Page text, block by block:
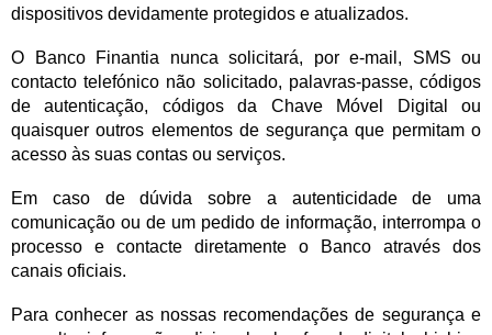
dispositivos devidamente protegidos e atualizados.
O Banco Finantia nunca solicitará, por e-mail, SMS ou
contacto telefónico não solicitado, palavras-passe, códigos
de autenticação, códigos da Chave Móvel Digital ou
quaisquer outros elementos de segurança que permitam o
acesso às suas contas ou serviços.
Em caso de dúvida sobre a autenticidade de uma
comunicação ou de um pedido de informação, interrompa o
processo e contacte diretamente o Banco através dos
canais oficiais.
Para conhecer as nossas recomendações de segurança e